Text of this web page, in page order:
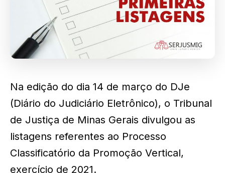
Na edição do dia 14 de março do DJe
(Diário do Judiciário Eletrônico), o Tribunal
de Justiça de Minas Gerais divulgou as
listagens referentes ao Processo
Classificatório da Promoção Vertical,
exercício de 2021.